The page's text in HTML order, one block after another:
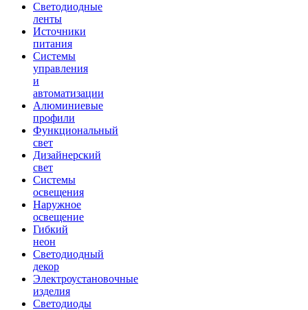
Светодиодные
ленты
Источники
питания
Системы
управления
и
автоматизации
Алюминиевые
профили
Функциональный
свет
Дизайнерский
свет
Системы
освещения
Наружное
освещение
Гибкий
неон
Светодиодный
декор
Электроустановочные
изделия
Светодиоды